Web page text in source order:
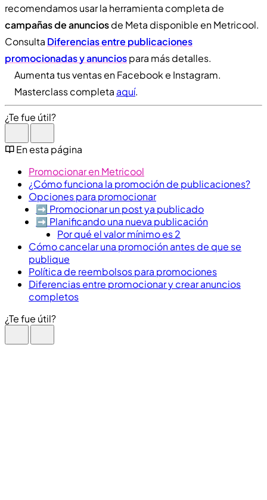
recomendamos usar la herramienta completa de
campañas de anunciosde Meta disponible en Metricool.
Consulta Diferencias entre publicaciones
promocionadas y anunciospara más detalles.
Aumenta tus ventas en Facebook e Instagram.
Masterclass completa aquí.
¿Te fue útil?
En esta página
Promocionar en Metricool
¿Cómo funciona la promoción de publicaciones?
Opciones para promocionar
➡️​ Promocionar un post ya publicado
➡️​ Planificando una nueva publicación
Por qué el valor mínimo es 2
Cómo cancelar una promoción antes de que se
publique
Política de reembolsos para promociones
Diferencias entre promocionar y crear anuncios
completos
¿Te fue útil?